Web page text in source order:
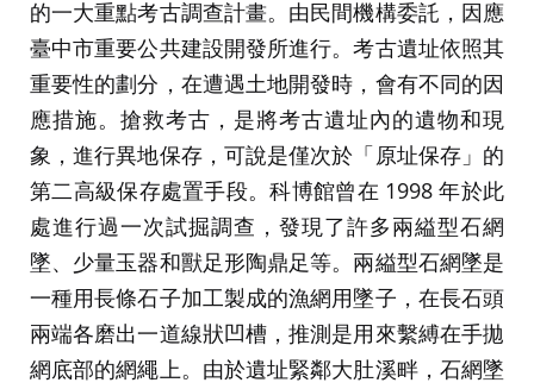
的一大重點考古調查計畫。由民間機構委託，因應
臺中市重要公共建設開發所進行。考古遺址依照其
重要性的劃分，在遭遇土地開發時，會有不同的因
應措施。搶救考古，是將考古遺址內的遺物和現
象，進行異地保存，可說是僅次於「原址保存」的
第二高級保存處置手段。科博館曾在 1998 年於此
處進行過一次試掘調查，發現了許多兩縊型石網
墜、少量玉器和獸足形陶鼎足等。兩縊型石網墜是
一種用長條石子加工製成的漁網用墜子，在長石頭
兩端各磨出一道線狀凹槽，推測是用來繫縛在手拋
網底部的網繩上。由於遺址緊鄰大肚溪畔，石網墜